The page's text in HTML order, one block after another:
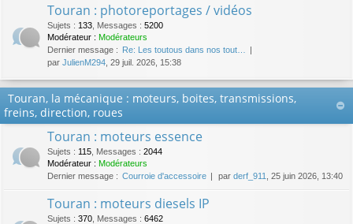
Touran : photoreportages / vidéos
Sujets : 133 Messages : 5200
Modérateur : Modérateurs
Dernier message : Re: Les toutous dans nos tout…
par JulienM294 , 29 juil. 2026, 15:38
Touran, la mécanique : moteurs, boites, transmissions,
freins, direction, roues
Touran : moteurs essence
Sujets : 115 Messages : 2044
Modérateur : Modérateurs
Dernier message : Courroie d'accessoire par derf_911 , 25 juin 2026, 13:40
Touran : moteurs diesels IP
Sujets : 370 Messages : 6462